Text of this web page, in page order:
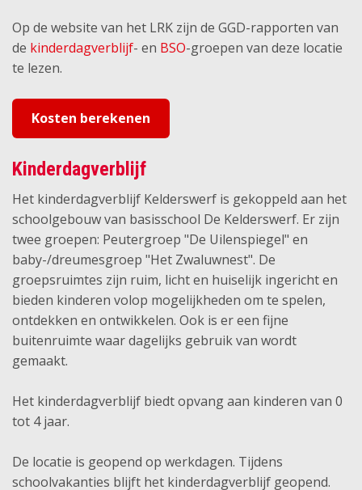
Op de website van het LRK zijn de GGD-rapporten van
de kinderdagverblijf- en BSO-groepen van deze locatie
te lezen.
Kosten berekenen
Kinderdagverblijf
Het kinderdagverblijf Kelderswerf is gekoppeld aan het
schoolgebouw van basisschool De Kelderswerf. Er zijn
twee groepen: Peutergroep "De Uilenspiegel" en
baby-/dreumesgroep "Het Zwaluwnest". De
groepsruimtes zijn ruim, licht en huiselijk ingericht en
bieden kinderen volop mogelijkheden om te spelen,
ontdekken en ontwikkelen. Ook is er een fijne
buitenruimte waar dagelijks gebruik van wordt
gemaakt.
Het kinderdagverblijf biedt opvang aan kinderen van 0
tot 4 jaar.
De locatie is geopend op werkdagen. Tijdens
schoolvakanties blijft het kinderdagverblijf geopend.